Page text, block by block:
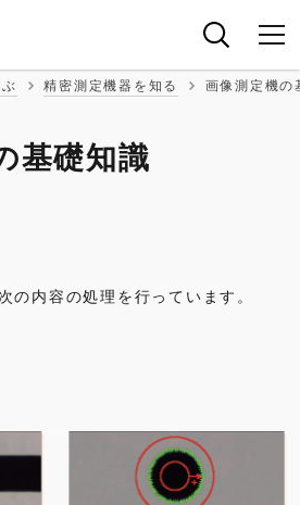
精密測定機器を知る 画像測定機の
基礎知識
の内容の処理を行っています。